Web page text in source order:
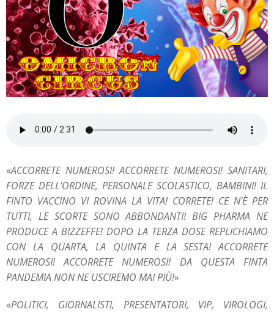
«ACCORRETE NUMEROSI! ACCORRETE NUMEROSI! SANITARI,
FORZE DELL'ORDINE, PERSONALE SCOLASTICO, BAMBINI! IL
FINTO VACCINO VI ROVINA LA VITA! CORRETE! CE N'È PER
TUTTI, LE SCORTE SONO ABBONDANTI! BIG PHARMA NE
PRODUCE A BIZZEFFE! DOPO LA TERZA DOSE REPLICHIAMO
CON LA QUARTA, LA QUINTA E LA SESTA! ACCORRETE
NUMEROSI! ACCORRETE NUMEROSI! DA QUESTA FINTA
PANDEMIA NON NE USCIREMO MAI PIÙ!»
«POLITICI, GIORNALISTI, PRESENTATORI, VIP, VIROLOGI,